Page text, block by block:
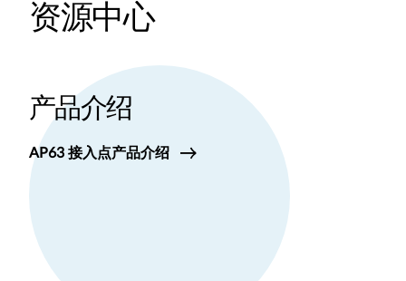
资源中心
产品介绍
AP63 接入点产品介绍